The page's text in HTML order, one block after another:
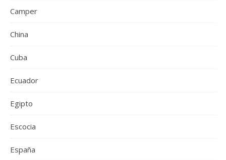
Camper
China
Cuba
Ecuador
Egipto
Escocia
España